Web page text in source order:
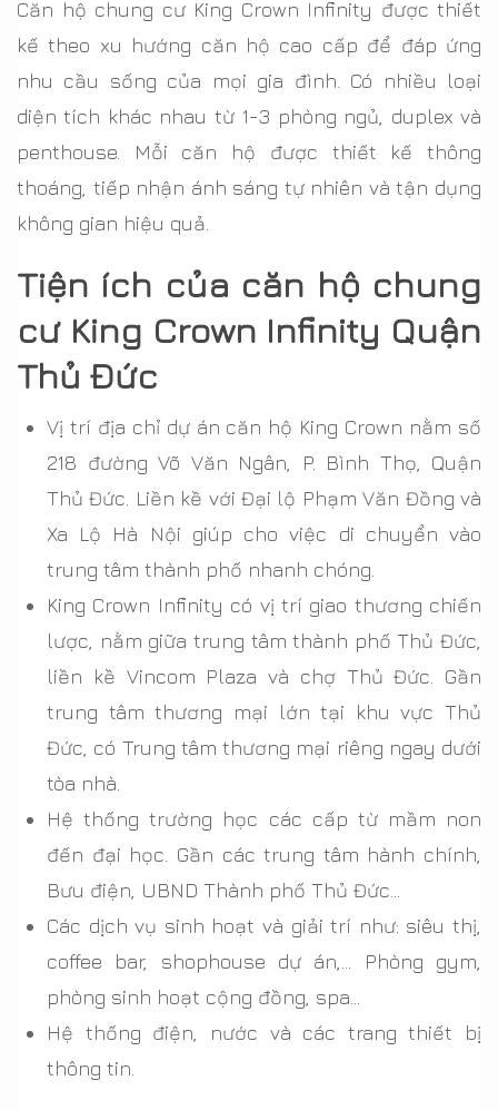
Căn hộ chung cư King Crown Infinity được thiết
kế theo xu hướng căn hộ cao cấp để đáp ứng
nhu cầu sống của mọi gia đình. Có nhiều loại
diện tích khác nhau từ 1-3 phòng ngủ, duplex và
penthouse. Mỗi căn hộ được thiết kế thông
thoáng, tiếp nhận ánh sáng tự nhiên và tận dụng
không gian hiệu quả.
Tiện ích của căn hộ chung
cư King Crown Infinity Quận
Thủ Đức
Vị trí địa chỉ dự án căn hộ King Crown nằm số
218 đường Võ Văn Ngân, P. Bình Thọ, Quận
Thủ Đức. Liền kề với Đại lộ Phạm Văn Đồng và
Xa Lộ Hà Nội giúp cho việc di chuyển vào
trung tâm thành phố nhanh chóng.
King Crown Infinity có vị trí giao thương chiến
lược, nằm giữa trung tâm thành phố Thủ Đức,
liền kề Vincom Plaza và chợ Thủ Đức. Gần
trung tâm thương mại lớn tại khu vực Thủ
Đức, có Trung tâm thương mại riêng ngay dưới
tòa nhà.
Hệ thống trường học các cấp từ mầm non
đến đại học. Gần các trung tâm hành chính,
Bưu điện, UBND Thành phố Thủ Đức…
Các dịch vụ sinh hoạt và giải trí như: siêu thị,
coffee bar, shophouse dự án,… Phòng gym,
phòng sinh hoạt cộng đồng, spa…
Hệ thống điện, nước và các trang thiết bị
thông tin.